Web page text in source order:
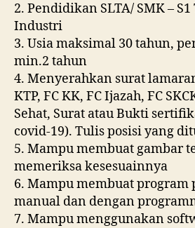
2. Pendidikan SLTA/ SMK –
Industri
3. Usia maksimal 30 tahun,
min.2 tahun
4. Menyerahkan surat
KTP, FC KK, FC Ijazah, FC
Sehat, Surat atau Bukti
covid-19). Tulis posisi yang
5. Mampu membuat gambar
memeriksa kesesuainnya
6. Mampu membuat program
manual dan dengan
7. Mampu menggunakan